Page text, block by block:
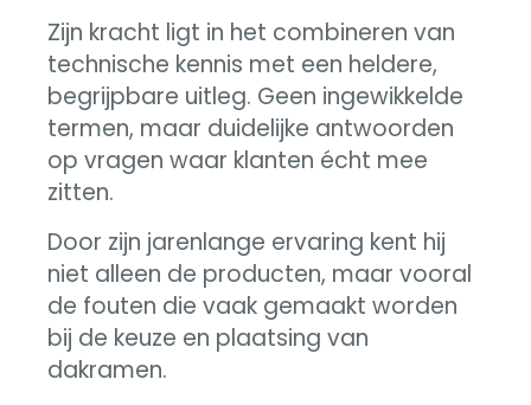
Zijn kracht ligt in het combineren van
technische kennis met een heldere,
begrijpbare uitleg. Geen ingewikkelde
termen, maar duidelijke antwoorden
op vragen waar klanten écht mee
zitten.
Door zijn jarenlange ervaring kent hij
niet alleen de producten, maar vooral
de fouten die vaak gemaakt worden
bij de keuze en plaatsing van
dakramen.